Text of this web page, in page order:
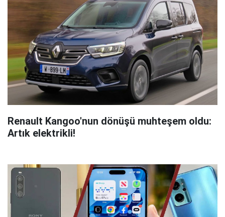
Renault Kangoo'nun dönüşü muhteşem oldu:
Artık elektrikli!